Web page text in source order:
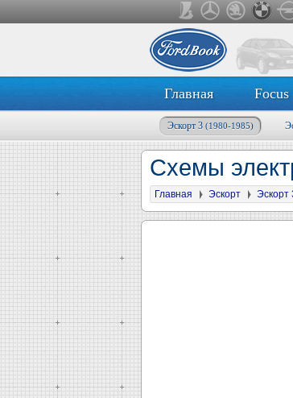
Главная Focus
Эскорт 3 (1980-1985)
Схемы
Главная Эскорт Эскорт